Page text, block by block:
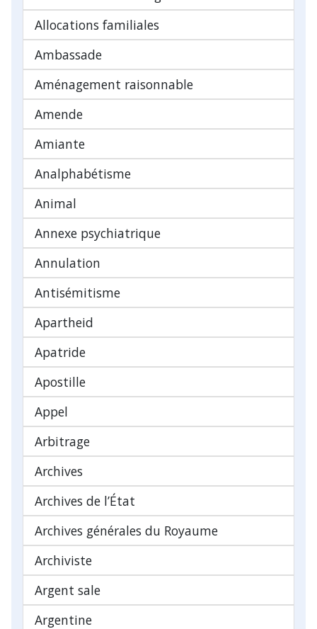
Allocations familiales
Ambassade
Aménagement raisonnable
Amende
Amiante
Analphabétisme
Animal
Annexe psychiatrique
Annulation
Antisémitisme
Apartheid
Apatride
Apostille
Appel
Arbitrage
Archives
Archives de l’État
Archives générales du Royaume
Archiviste
Argent sale
Argentine